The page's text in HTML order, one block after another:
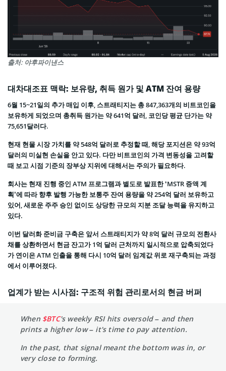
출처: 야후파이낸스
대차대조표 맥락: 보유량, 취득 원가 및 ATM 잔여 용량
6월 15~21일의 추가 매입 이후, 스트래티지는 총 847,363개의 비트코인을
보유하게 되었으며 총취득 원가는 약 641억 달러, 코인당 평균 단가는 약
75,651달러다.
현재 현물 시장 가치를 약 548억 달러로 추정할 때, 해당 포지션은 약 93억
달러의 미실현 손실을 안고 있다. 다만 비트코인의 가격 변동성을 고려할
때 보고 시점 기준의 장부상 지위에 대해서는 주의가 필요하다.
회사는 현재 진행 중인 ATM 프로그램과 별도로 발표한 ‘MSTR 증액 계
획’에 따라 향후 발행 가능한 보통주 잔여 용량을 약 254억 달러 보유하고
있어, 새로운 주주 승인 없이도 상당한 규모의 지분 조달 능력을 유지하고
있다.
이번 달러화 준비금 구축은 앞서 스트래티지가 약 8억 달러 규모의 전환사
채를 상환하면서 현금 잔고가 1억 달러 근처까지 일시적으로 압축되었다
가 연이은 ATM 인출을 통해 다시 10억 달러 임계값 위로 재구축되는 과정
에서 이루어졌다.
업계가 받는 시사점: 구조적 위험 관리로서의 현금 버퍼
When $BTC's weekly RSI hits oversold – and then
prints a higher low – it's time to pay attention.
In the past, that signal meant the bottom was in, or
very close to forming.